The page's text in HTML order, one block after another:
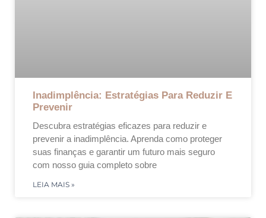
Inadimplência: Estratégias Para Reduzir E
Prevenir
Descubra estratégias eficazes para reduzir e
prevenir a inadimplência. Aprenda como proteger
suas finanças e garantir um futuro mais seguro
com nosso guia completo sobre
LEIA MAIS »